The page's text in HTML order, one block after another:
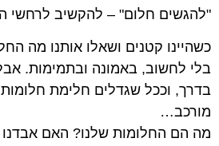
"להגשים חלום" – להקשיב לרחשי
כשהיינו קטנים ושאלו אותנו מה
בלי לחשוב, באמונה ובתמימות.
בדרך, וככל שגדלים חלימת
מורכב…
מה הם החלומות שלנו? האם